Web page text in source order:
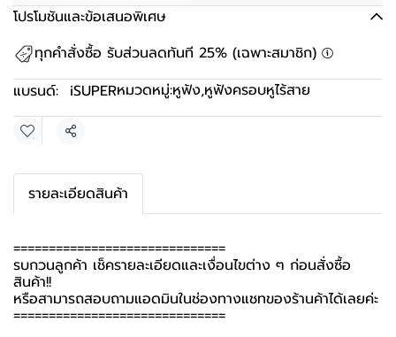
โปรโมชันและข้อเสนอพิเศษ
ทุกคำสั่งซื้อ รับส่วนลดทันที 25% (เฉพาะสมาชิก)
แบรนด์: iSUPERหมวดหมู่:หูฟัง,หูฟังครอบหูไร้สาย
แชร์
รายละเอียดสินค้า
==============================
รบกวนลูกค้า เช็ครายละเอียดและเงื่อนไขต่าง ๆ ก่อนสั่งซื้อ
สินค้า!!
หรือสามารถสอบถามแอดมินในช่องทางแชทของร้านค้าได้เลยค่ะ
==============================